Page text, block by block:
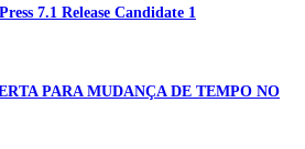
7.1 Release Candidate 1
PARA MUDANÇA DE TEMPO NO